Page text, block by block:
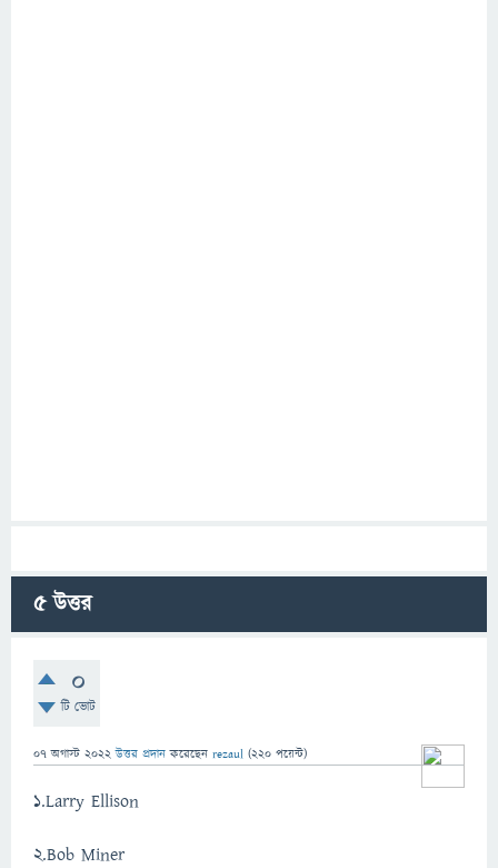
5উত্তর
0
টি ভোট
07 অগাস্ট 2022 উত্তর প্রদান করেছেন rezaul (220 পয়েন্ট)
1.Larry Ellison
2.Bob Miner